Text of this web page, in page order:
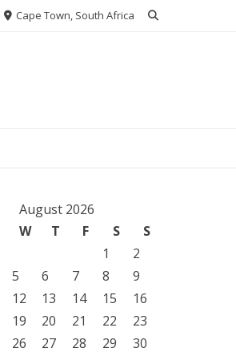
Cape Town, South Africa
August 2026
W T F S
S
1
2
5 6 7 8
9
12 13 14 15
16
19 20 21 22
23
26 27 28 29
30